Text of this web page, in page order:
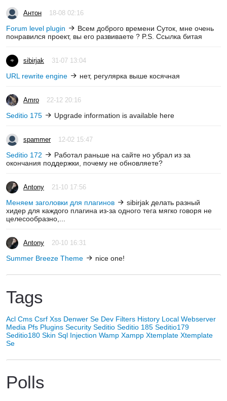
Антон 18-08 02:16
Forum level plugin
Всем доброго времени Суток, мне очень
понравился проект, вы его развиваете ? P.S. Ссылка битая
sibirjak 31-07 13:04
URL rewrite engine нет, регулярка выше косячная
Amro 22-12 20:16
Seditio 175 Upgrade information is available here
spammer 12-02 15:47
Seditio 172
Работал раньше на сайте но убрал из за
окончания поддержки, почему не обновляете?
Antony 21-10 17:56
Меняем заголовки для плагинов
sibirjak делать разный
хидер для каждого плагина из-за одного тега мягко говоря не
целесообразно,...
Antony 20-10 16:31
Summer Breeze Theme nice one!
Tags
Acl Cms Csrf Xss Denwer Se Dev Filters History Local Webserver
Media Pfs Plugins Security Seditio Seditio 185 Seditio179
Seditio180 Skin Sql Injection Wamp Xampp Xtemplate Xtemplate
Se
Polls